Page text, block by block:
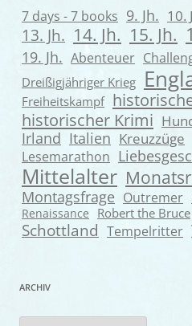
7 days - 7 books 9. Jh. 10.
13. Jh. 14. Jh. 15. Jh.
19. Jh. Abenteuer
Dreißigjähriger Krieg
Freiheitskampf
historischer Krimi
Irland Italien Kreuzzüge
Lesemarathon
Mittelalter
Montagsfrage Outremer
Renaissance Robert the Bruce
Schottland Tempelritter
ARCHIV
Archiv